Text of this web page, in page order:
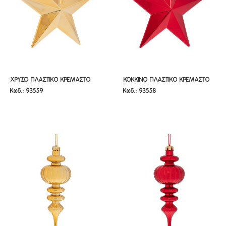
ΧΡΥΣΟ ΠΛΑΣΤΙΚΟ ΚΡΕΜΑΣΤΟ
ΑΣΤΕΡΙ 20Χ5Χ20ΕΚ
ΧΡΥΣΟ ΠΛΑΣΤΙΚΟ ΚΡΕΜΑΣΤΟ
ΑΣΤΕΡΙ 20Χ5Χ20ΕΚ
Κωδ.: 93559
KOKKINO ΠΛΑΣΤΙΚΟ ΚΡΕΜΑΣΤΟ
ΑΣΤΕΡΙ 20Χ5Χ20ΕΚ
KOKKINO ΠΛΑΣΤΙΚΟ ΚΡΕΜΑΣΤΟ
ΑΣΤΕΡΙ 20Χ5Χ20ΕΚ
Κωδ.: 93558